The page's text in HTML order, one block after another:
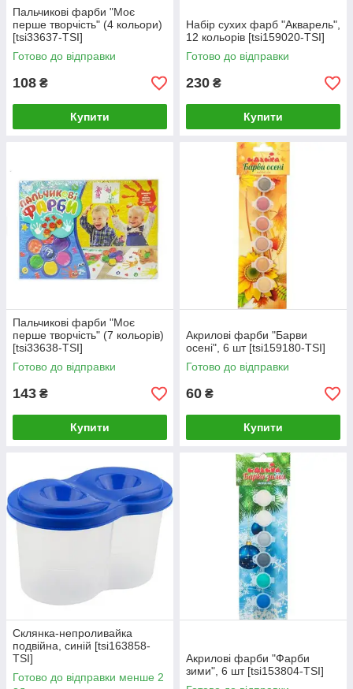
Пальчикові фарби "Моє
перше творчість" (4 кольори)
[tsi33637-TSI]
Готово до відправки
108 ₴
Купити
Набір сухих фарб "Акварель",
12 кольорів [tsi159020-TSI]
Готово до відправки
230 ₴
Купити
Пальчикові фарби "Моє
перше творчість" (7 кольорів)
[tsi33638-TSI]
Готово до відправки
143 ₴
Купити
Акрилові фарби "Барви
осенi", 6 шт [tsi159180-TSI]
Готово до відправки
60 ₴
Купити
Склянка-непроливайка
подвійна, синій [tsi163858-
TSI]
Готово до відправки менше 2
Акрилові фарби "Фарби
зими", 6 шт [tsi153804-TSI]